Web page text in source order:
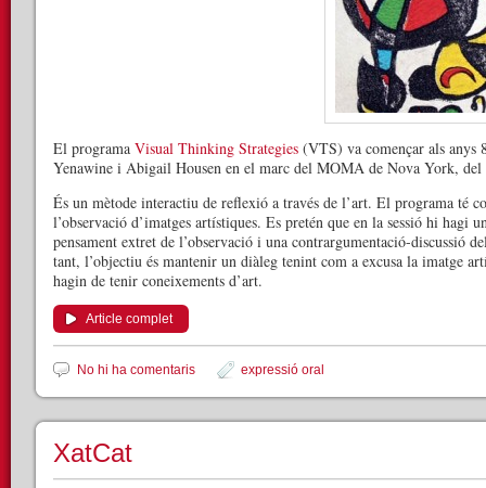
El programa Visual Thinking Strategies (VTS) va començar als
Yenawine i Abigail Housen en el marc del MOMA de Nova York, del
És un mètode interactiu de reflexió a través de l’art. El programa té
l’observació d’imatges artístiques. Es pretén que en la sessió hi hagi
pensament extret de l’observació i una contrargumentació-discussió
tant, l’objectiu és mantenir un diàleg tenint com a excusa la imatge
hagin de tenir coneixements d’art.
Article complet
No hi ha comentaris expressió oral
XatCat